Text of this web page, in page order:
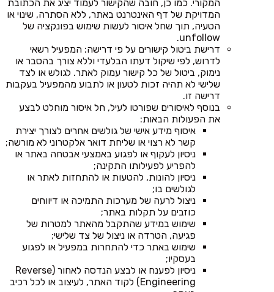
המקורי. כמו כן, חובה שהקישור לעמוד יציג את הכתובת
המדויקת של דף האינטרנט באתר, ללא הסתרה, שינוי או
הטעיה, תוך שחל איסור לעשות שימוש בפונקציה של
unfollow.
דרישת ביטול קישורים על פי דרישה: המפעיל רשאי
לדרוש, לפי שיקול דעתו הבלעדי וללא צורך בהסבר או
נימוק, ביטול של כל קישור עמוק לאתר. לגולש או לצד
שלישי לא תהיה זכות לטעון או לתבוע מהמפעיל בעקבות
דרישה זו.
בנוסף לאיסורים שפורטו לעיל, חל איסור מוחלט לבצע
את הפעולות הבאות:
איסוף מידע אישי של גולשים אחרים לצורך יצירת
קשר לא רצוי או שליחת דואר אלקטרוני לא מורשה;
ניסיון לעקוף או לפגוע באמצעי אבטחה באתר או
להפריע לפעילותו התקינה;
ניסיון להונות, להטעות או להתחזות לאתר או
לגולשים בו;
ניצול לרעה של מערכות התמיכה או דיווחים
כוזבים על תקלות באתר;
שימוש במידע שהתקבל מהאתר למטרות של
פגיעה, הטרדה או ניצול של צד שלישי;
שימוש באתר כדי להתחרות במפעיל או לפגוע
בעסקיו;
ניסיון לפענח או לבצע הנדסה לאחור (Reverse
Engineering) לקוד האתר, לעיצוב או לכל רכיב